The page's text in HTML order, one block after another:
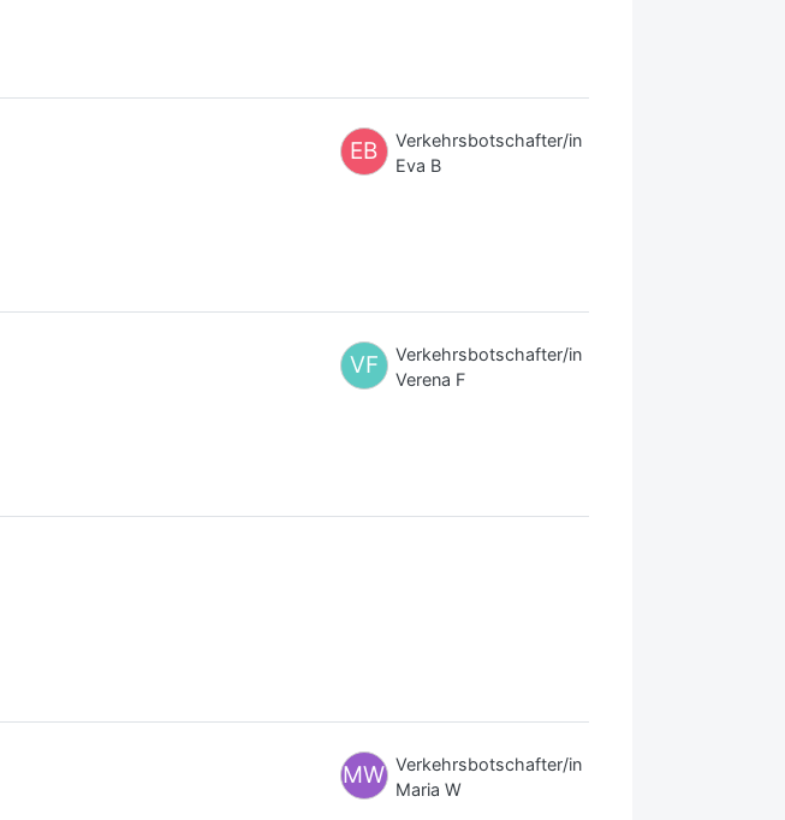
EB
Verkehrsbotschafter/in
Eva B
VF
Verkehrsbotschafter/in
Verena F
MW Verkehrsbotschafter/in
Maria W